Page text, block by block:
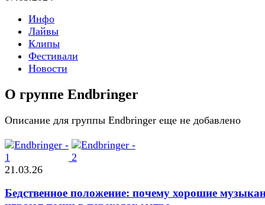
Инфо
Лайвы
Клипы
Фестивали
Новости
О группе Endbringer
Описание для группы Endbringer еще не добавлено
21.03.26
Бедственное положение: почему хорошие